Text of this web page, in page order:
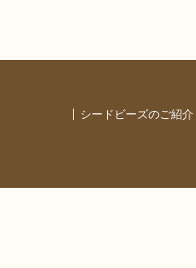
シードビーズのご紹介